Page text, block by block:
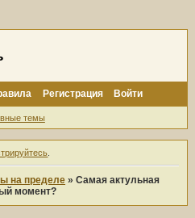
Регистрация Войти
темы
на пределе »Самая актульная
момент?